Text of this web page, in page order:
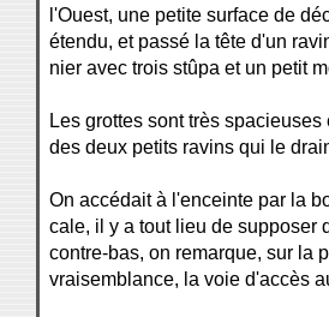
l'Ouest, une petite surface de
étendu, et passé la tête d'un
nier avec trois stûpa et un petit
Les grottes sont très
des deux petits ravins qui le
On accédait à l'enceinte par la
cale, il y a tout lieu de supposer
contre-bas, on remarque, sur la
vraisemblance, la voie d'accès